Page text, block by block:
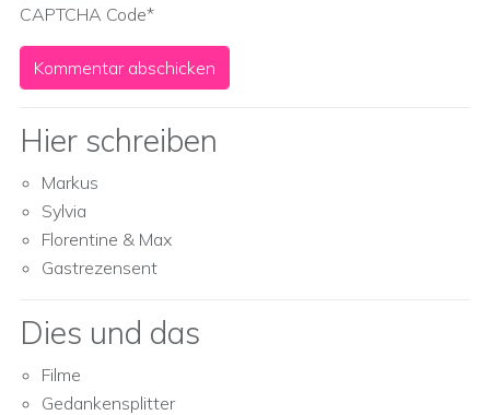
CAPTCHA Code*
Hier schreiben
Markus
Sylvia
Florentine & Max
Gastrezensent
Dies und das
Filme
Gedankensplitter